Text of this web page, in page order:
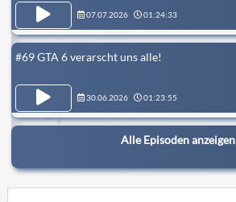
07.07.2026 01:24:33
#69 GTA 6 verarscht uns alle!
30.06.2026 01:23:55
Alle Episoden anzeigen